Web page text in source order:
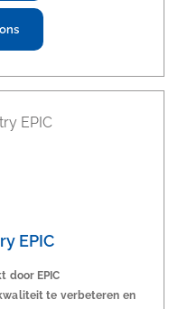
EPIC
door EPIC
te verbeteren en